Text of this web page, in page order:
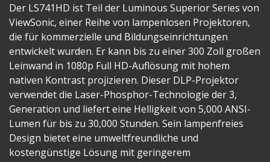
Der LS741HD ist Teil der Luminous Superior Series von
ViewSonic, einer Reihe von lampenlosen Projektoren,
die für kommerzielle und Bildungseinrichtungen
entwickelt wurden. Er kann bis zu einer 300 Zoll großen
Leinwand in 1080p Full HD-Auflösung mit hohem
nativen Kontrast projizieren. Dieser DLP-Projektor
verwendet die Laser-Phosphor-Technologie der 3,
Generation und liefert eine Helligkeit von 5,000 ANSI-
Lumen für bis zu 30,000 Stunden. Sein lampenfreies
Design bietet eine umweltfreundliche und
kostengünstige Lösung mit geringerem